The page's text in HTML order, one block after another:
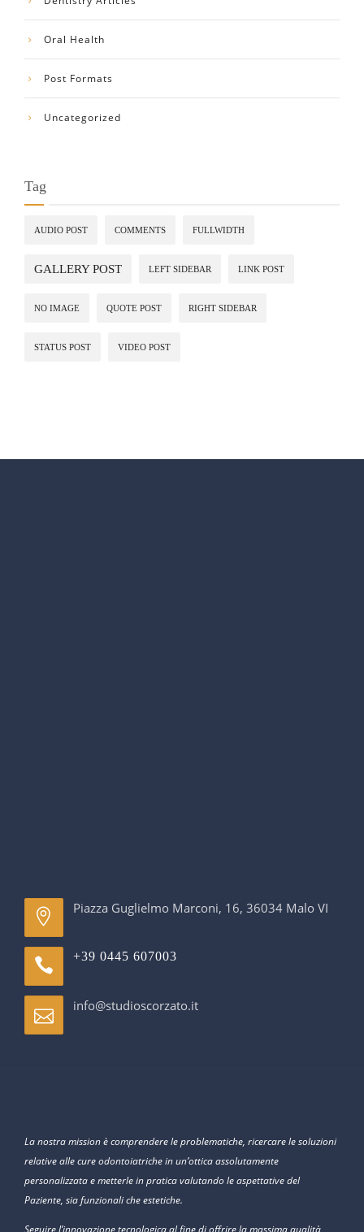
Oral Health
Post Formats
Uncategorized
Tag
AUDIO POST COMMENTS FULLWIDTH
GALLERY POST LEFT SIDEBAR LINK POST
NO IMAGE QUOTE POST RIGHT SIDEBAR
STATUS POST VIDEO POST
Piazza Guglielmo Marconi, 16, 36034 Malo VI
+39 0445 607003
info@studioscorzato.it
La nostra mission è comprendere le problematiche, ricercare le soluzioni
relative alle cure odontoiatriche in un’ottica assolutamente
personalizzata e metterle in pratica valutando le aspettative del
Paziente, sia funzionali che estetiche.
Seguire l’innovazione tecnologica al fine di offrire la massima qualità